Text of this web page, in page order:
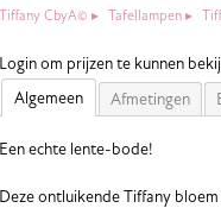
Tiffany CbyA© Tafellampen
Login om prijzen te kunnen
Algemeen
Afmetingen
Een echte lente-bode!
Deze ontluikende Tiffany